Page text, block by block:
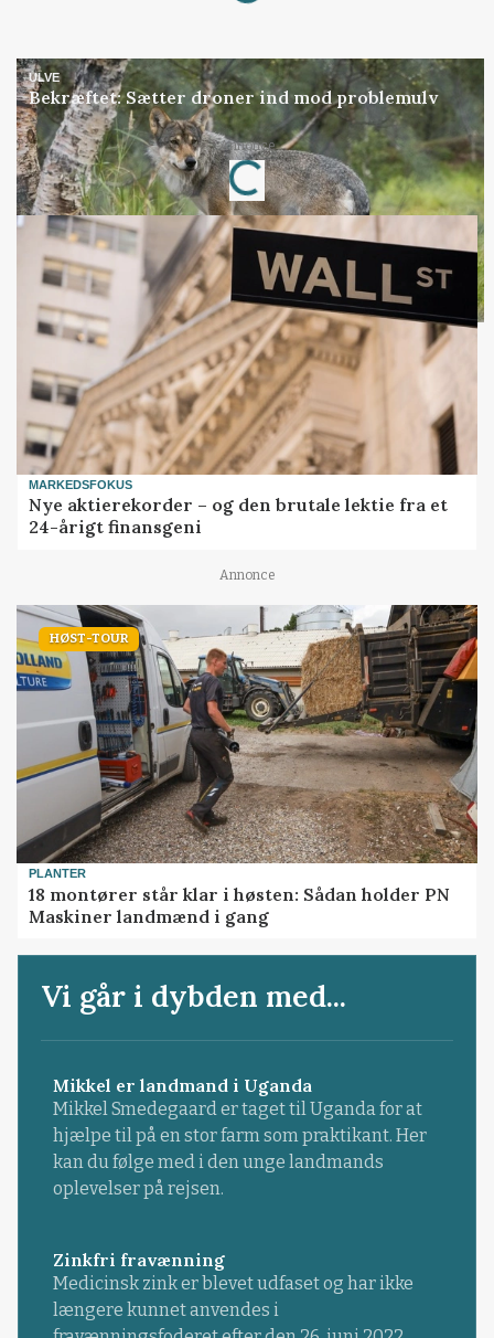
ULVE
Bekræftet: Sætter droner ind mod problemulv
Annonce
Loading...
MARKEDSFOKUS
Nye aktierekorder – og den brutale lektie fra et
24-årigt finansgeni
Annonce
HØST-TOUR
PLANTER
18 montører står klar i høsten: Sådan holder PN
Maskiner landmænd i gang
Vi går i dybden med...
Mikkel er landmand i Uganda
Mikkel Smedegaard er taget til Uganda for at
hjælpe til på en stor farm som praktikant. Her
kan du følge med i den unge landmands
oplevelser på rejsen.
Zinkfri fravænning
Medicinsk zink er blevet udfaset og har ikke
længere kunnet anvendes i